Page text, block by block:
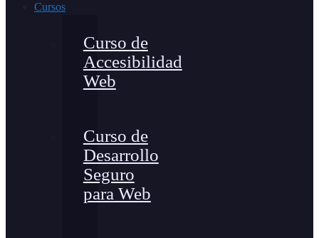
Cursos
Curso de
Accesibilidad
Web
Curso de
Desarrollo
Seguro
para Web